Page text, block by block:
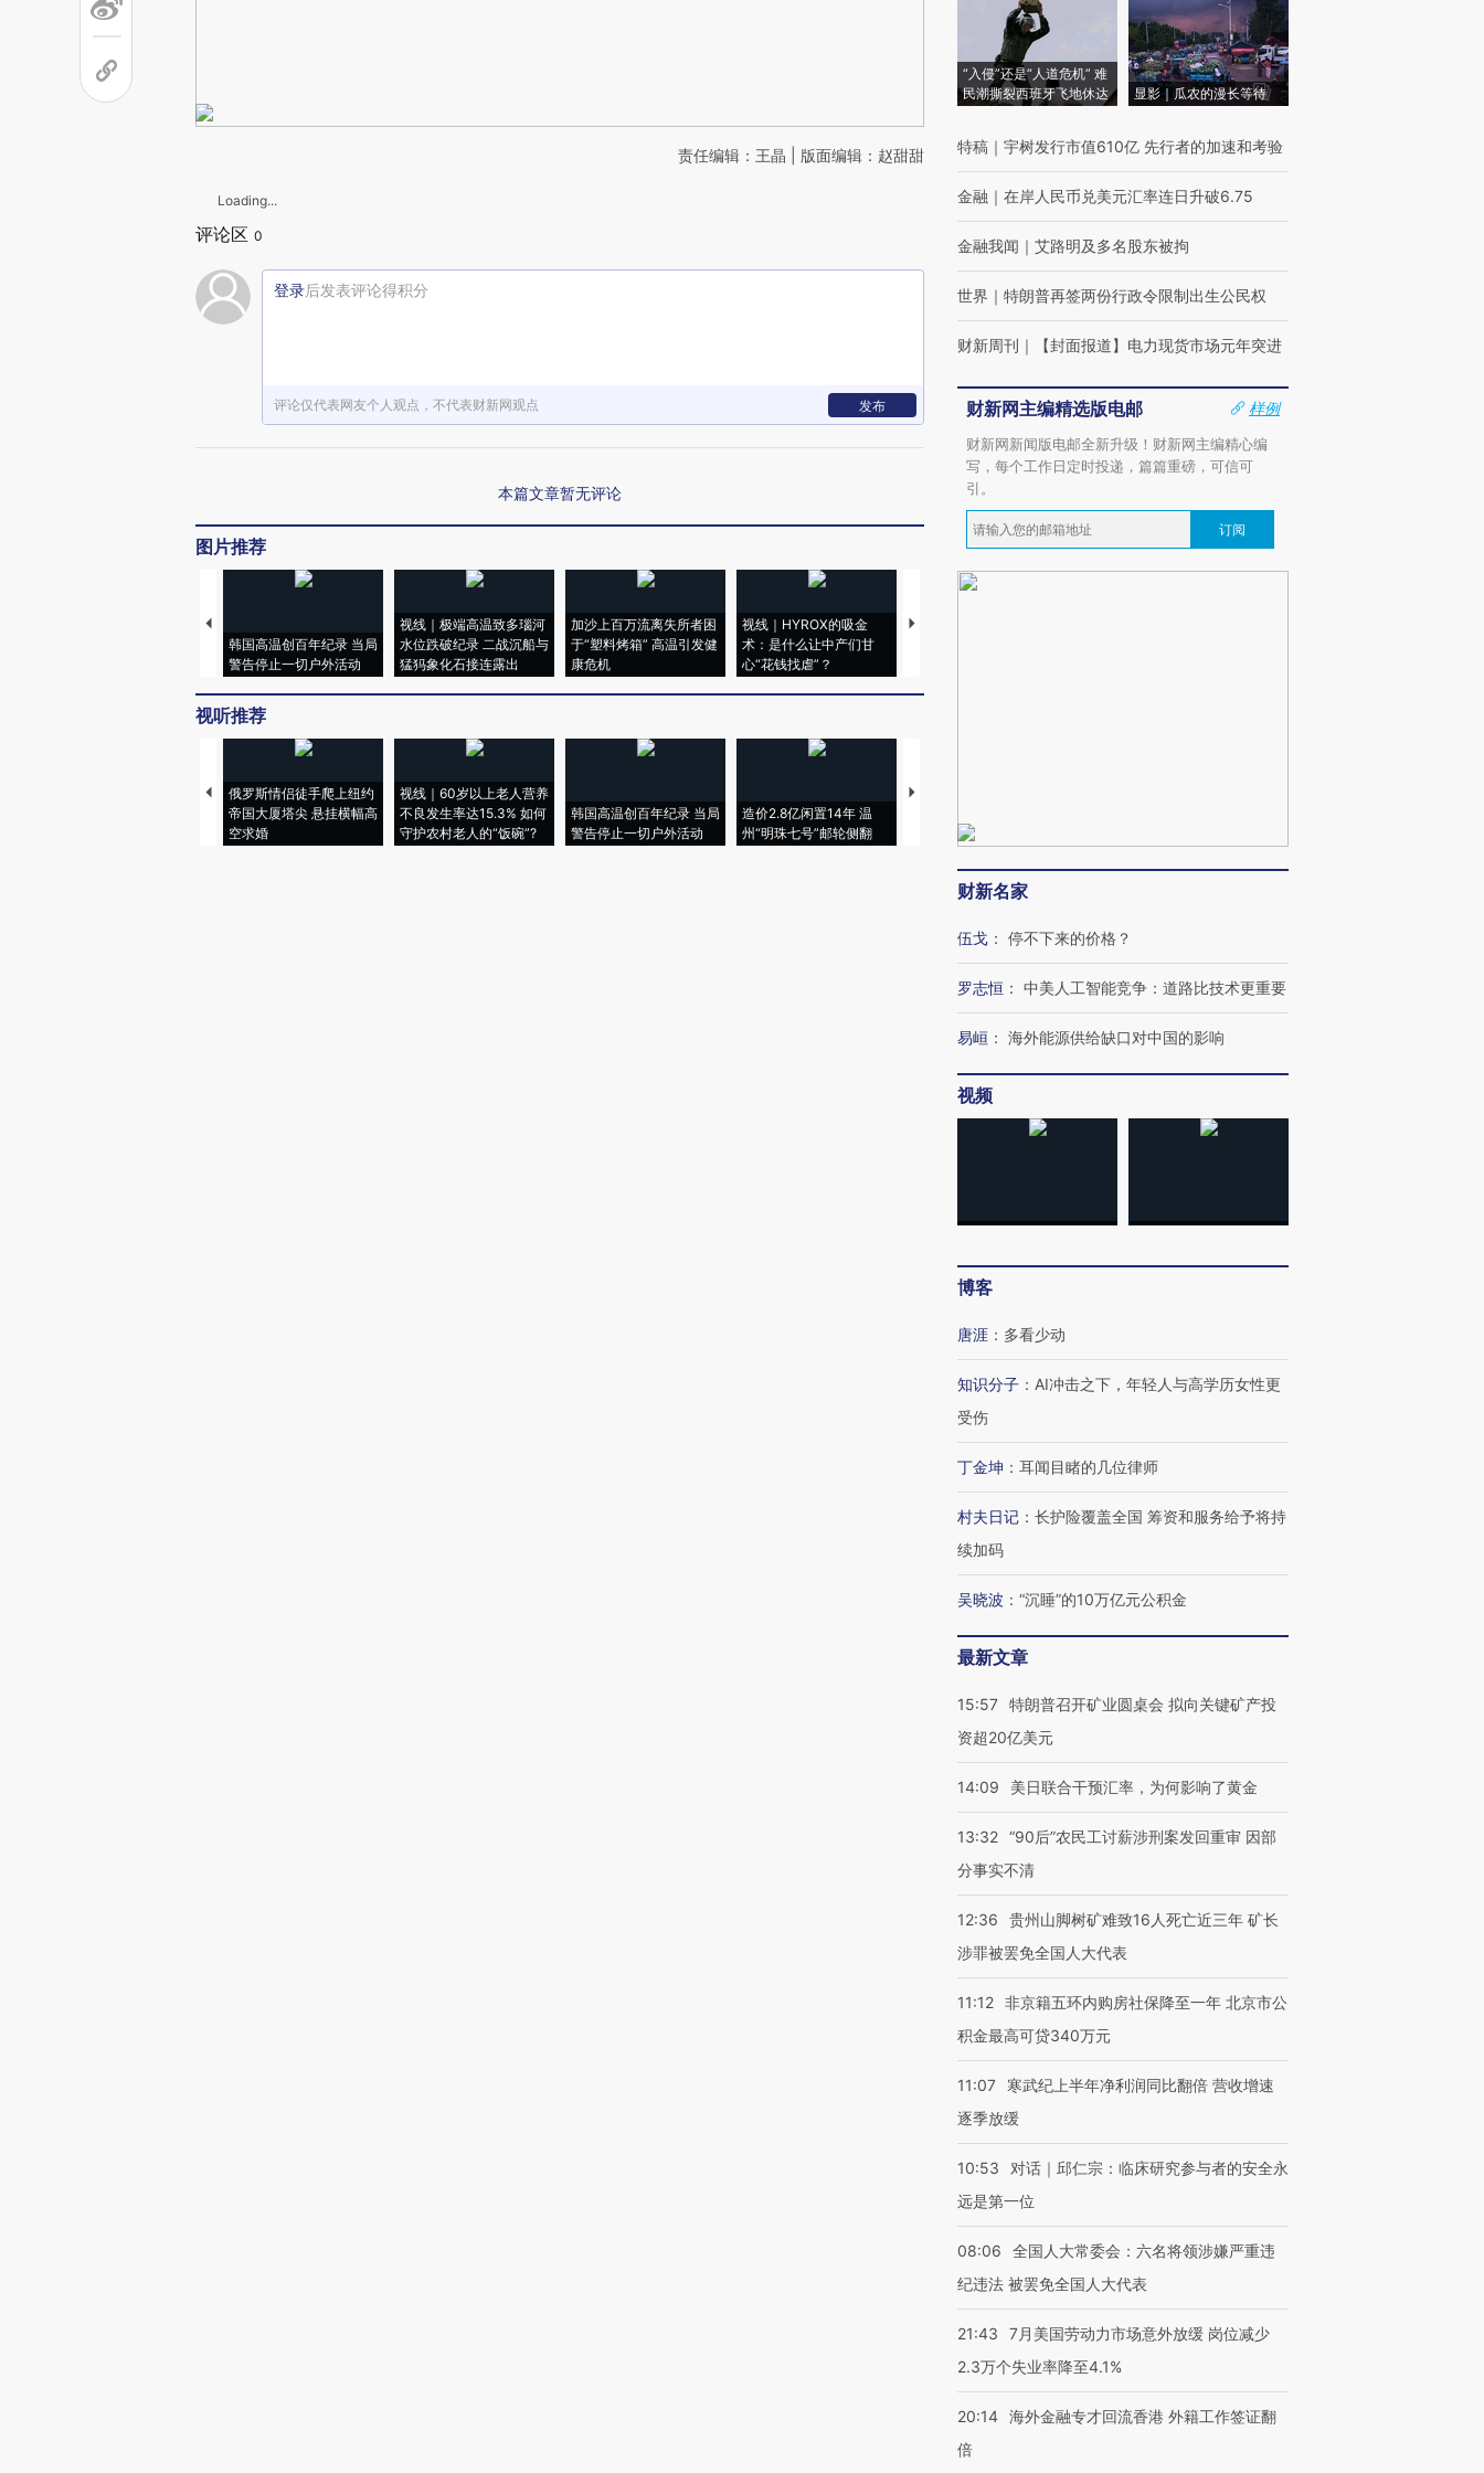
责任编辑：王晶 | 版面编辑：赵甜甜
Loading...
评论区 0
登录后发表评论得积分
评论仅代表网友个人观点，不代表财新网观点 发布
本篇文章暂无评论
图片推荐
韩国高温创百年纪录 当局
警告停止一切户外活动
视线｜极端高温致多瑙河
水位跌破纪录 二战沉船与
猛犸象化石接连露出
加沙上百万流离失所者困
于“塑料烤箱” 高温引发健
康危机
视线｜HYROX的吸金
术：是什么让中产们甘
心“花钱找虐”？
马航飞行员跨国走私7万
视听推荐
俄罗斯情侣徒手爬上纽约
帝国大厦塔尖 悬挂横幅高
空求婚
视线｜60岁以上老人营养
不良发生率达15.3% 如何
守护农村老人的“饭碗”?
韩国高温创百年纪录 当局
警告停止一切户外活动
造价2.8亿闲置14年 温
州“明珠七号”邮轮侧翻
特朗普出席葬礼疑似打瞌
者“堕落的白痴”
“入侵”还是“人道危机” 难
民潮撕裂西班牙飞地休达
显影｜瓜农的漫长等待
特稿 ｜ 宇树发行市值610亿 先行者的加速和考验
金融 ｜ 在岸人民币兑美元汇率连日升破6.75
金融我闻 ｜ 艾路明及多名股东被拘
世界 ｜ 特朗普再签两份行政令限制出生公民权
财新周刊 ｜ 【封面报道】电力现货市场元年突进
财新网主编精选版电邮
样例
财新网新闻版电邮全新升级！财新网主编精心编
写，每个工作日定时投递，篇篇重磅，可信可
引。
订阅
财新名家
伍戈 ： 停不下来的价格？
罗志恒 ： 中美人工智能竞争：道路比技术更重要
易峘 ： 海外能源供给缺口对中国的影响
视频
博客
唐涯 ： 多看少动
知识分子 ： AI冲击之下，年轻人与高学历女性更
受伤
丁金坤 ： 耳闻目睹的几位律师
村夫日记 ： 长护险覆盖全国 筹资和服务给予将持
续加码
吴晓波 ： “沉睡”的10万亿元公积金
最新文章
15:57 特朗普召开矿业圆桌会 拟向关键矿产投
资超20亿美元
14:09 美日联合干预汇率，为何影响了黄金
13:32 “90后”农民工讨薪涉刑案发回重审 因部
分事实不清
12:36
贵州山脚树矿难致16人死亡近三年 矿长
涉罪被罢免全国人大代表
11:12 非京籍五环内购房社保降至一年 北京市公
积金最高可贷340万元
11:07
寒武纪上半年净利润同比翻倍 营收增速
逐季放缓
10:53
对话｜邱仁宗：临床研究参与者的安全永
远是第一位
08:06
全国人大常委会：六名将领涉嫌严重违
纪违法 被罢免全国人大代表
21:43
7月美国劳动力市场意外放缓 岗位减少
2.3万个失业率降至4.1%
20:14 海外金融专才回流香港 外籍工作签证翻
倍